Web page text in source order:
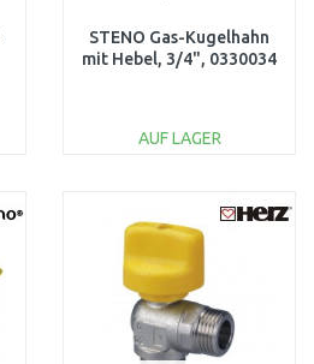
STENO Gas-Kugelhahn
mit Hebel, 3/4", 0330034
AUF LAGER
Vergleichen